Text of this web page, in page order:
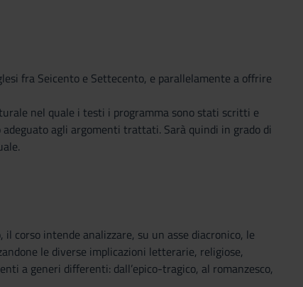
fra Seicento e Settecento, e parallelamente a offrire
nel quale i testi i programma sono stati scritti e
agli argomenti trattati. Sarà quindi in grado di
corso intende analizzare, su un asse diacronico, le
le diverse implicazioni letterarie, religiose,
a generi differenti: dall’epico-tragico, al romanzesco,